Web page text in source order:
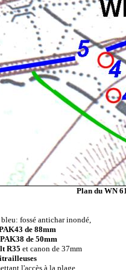
Plan du WN
fossé antichar inondé,
de 88mm
de 50mm
R35 et canon de 37mm
l'accès à la plage